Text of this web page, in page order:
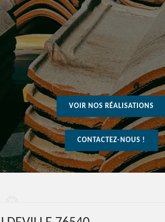
VOIR NOS RÉALISATIONS
CONTACTEZ-NOUS !